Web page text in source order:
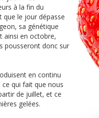
à la fin du
que le jour dépasse
sa génétique
ainsi en octobre,
pousseront donc sur
en continu
qui fait que nous
de juillet, et ce
gelées.